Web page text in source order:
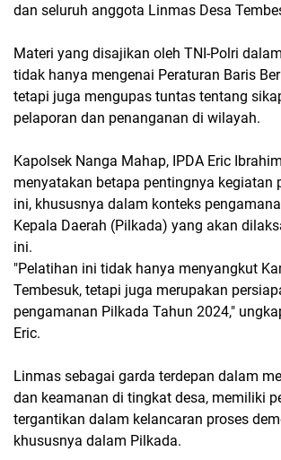
dan seluruh anggota Linmas Desa
Materi yang disajikan oleh TNI-Polri
tidak hanya mengenai Peraturan Baris
tetapi juga mengupas tuntas tentang
pelaporan dan penanganan di wilayah.
Kapolsek Nanga Mahap, IPDA Eric
menyatakan betapa pentingnya kegiatan
ini, khususnya dalam konteks
Kepala Daerah (Pilkada) yang akan
ini.
"Pelatihan ini tidak hanya menyangkut
Tembesuk, tetapi juga merupakan
pengamanan Pilkada Tahun 2024,"
Eric.
Linmas sebagai garda terdepan dalam
dan keamanan di tingkat desa, memiliki
tergantikan dalam kelancaran proses
khususnya dalam Pilkada.